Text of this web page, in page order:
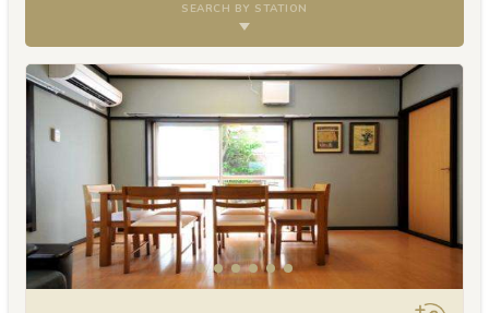
SEARCH BY STATION